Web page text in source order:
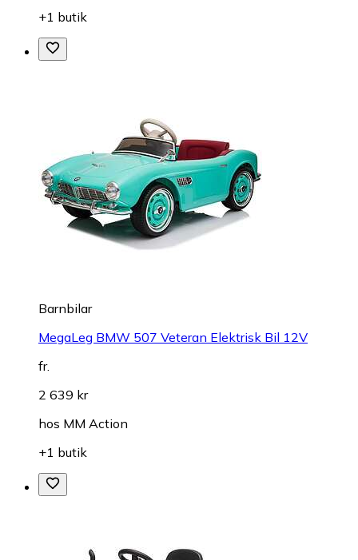
+1 butik
Barnbilar
MegaLeg BMW 507 Veteran Elektrisk Bil 12V
fr.
2 639 kr
hos MM Action
+1 butik